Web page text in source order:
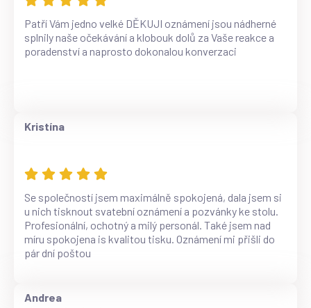
Patří Vám jedno velké DĚKUJI oznámení jsou nádherné
splnily naše očekávání a klobouk dolů za Vaše reakce a
poradenství a naprosto dokonalou konverzaci
Kristína
Se společností jsem maximálně spokojená, dala jsem si
u nich tisknout svatební oznámení a pozvánky ke stolu.
Profesionální, ochotný a milý personál. Také jsem nad
míru spokojena is kvalitou tisku. Oznámení mi přišli do
pár dní poštou
Andrea